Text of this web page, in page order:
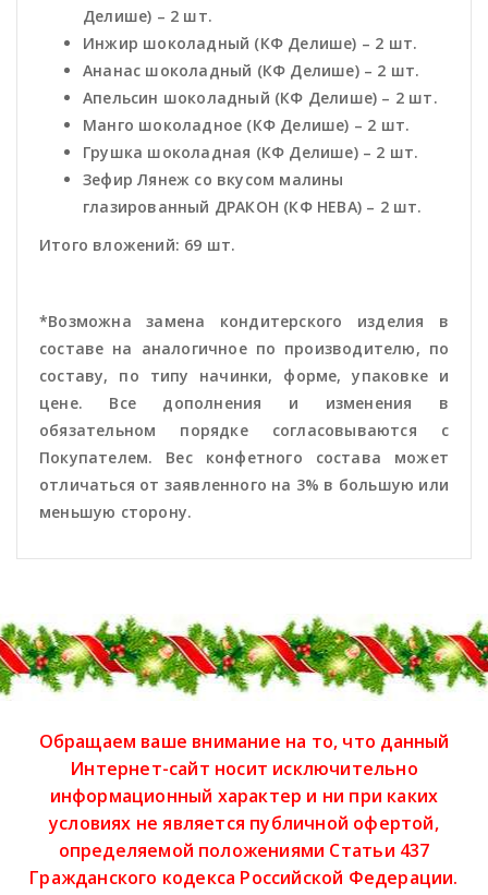
Делише) – 2 шт.
Инжир шоколадный (КФ Делише) – 2 шт.
Ананас шоколадный (КФ Делише) – 2 шт.
Апельсин шоколадный (КФ Делише) – 2 шт.
Манго шоколадное (КФ Делише) – 2 шт.
Грушка шоколадная (КФ Делише) – 2 шт.
Зефир Лянеж со вкусом малины
глазированный ДРАКОН (КФ НЕВА) – 2 шт.
Итого вложений: 69 шт.
*Возможна замена кондитерского изделия в
составе на аналогичное по производителю, по
составу, по типу начинки, форме, упаковке и
цене. Все дополнения и изменения в
обязательном порядке согласовываются с
Покупателем. Вес конфетного состава может
отличаться от заявленного на 3% в большую или
меньшую сторону.
Обращаем ваше внимание на то, что данный
Интернет-сайт носит исключительно
информационный характер и ни при каких
условиях не является публичной офертой,
определяемой положениями Статьи 437
Гражданского кодекса Российской Федерации.